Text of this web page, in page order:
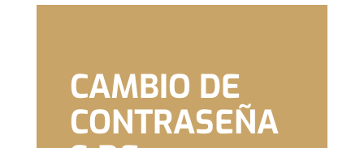
CAMBIO DE
CONTRASEÑA